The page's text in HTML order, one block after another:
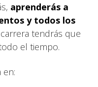
aprenderás a
y todos los
tendrás que
el tiempo.
en: